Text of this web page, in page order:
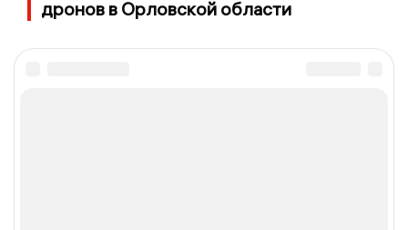
дронов в Орловской области